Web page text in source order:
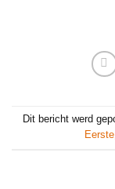
Dit bericht werd
Eerste